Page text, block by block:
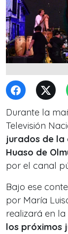
Durante la
Televisión
jurados de la
Huaso de
por el canal
Bajo ese
por María
realizará en
los próximos